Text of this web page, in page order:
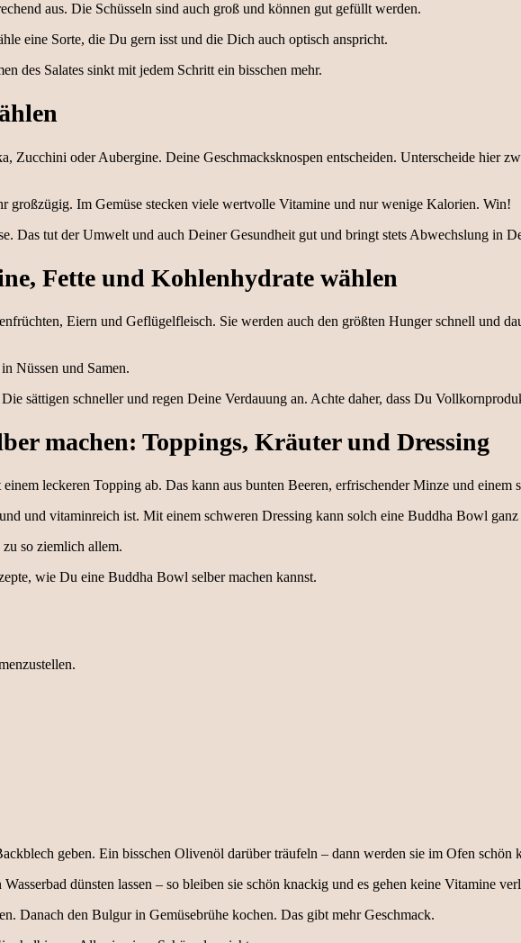
aus. Die Schüsseln sind auch groß und können gut gefüllt werden.
eine Sorte, die Du gern isst und die Dich auch optisch anspricht.
des Salates sinkt mit jedem Schritt ein bisschen mehr.
Zucchini oder Aubergine. Deine Geschmacksknospen entscheiden. Unterscheide hier
großzügig. Im Gemüse stecken viele wertvolle Vitamine und nur wenige Kalorien. Win!
Das tut der Umwelt und auch Deiner Gesundheit gut und bringt stets Abwechslung in
Fette und Kohlenhydrate wählen
Eiern und Geflügelfleisch. Sie werden auch den größten Hunger schnell und
Nüssen und Samen.
sättigen schneller und regen Deine Verdauung an. Achte daher, dass Du
machen: Toppings, Kräuter und Dressing
leckeren Topping ab. Das kann aus bunten Beeren, erfrischender Minze und einem
und vitaminreich ist. Mit einem schweren Dressing kann solch eine Buddha Bowl
so ziemlich allem.
wie Du eine Buddha Bowl selber machen kannst.
geben. Ein bisschen Olivenöl darüber träufeln – dann werden sie im Ofen schön
dünsten lassen – so bleiben sie schön knackig und es gehen keine Vitamine
Danach den Bulgur in Gemüsebrühe kochen. Das gibt mehr Geschmack.